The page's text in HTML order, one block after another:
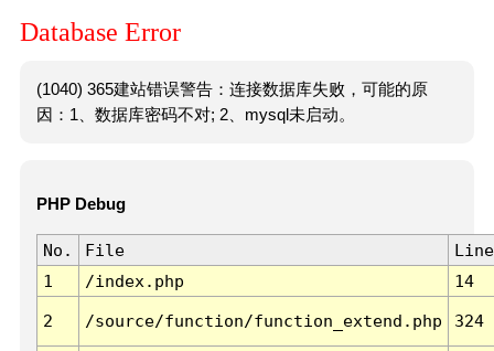
Database Error
(1040) 365建站错误警告：连接数据库失败，可能的原
因：1、数据库密码不对; 2、mysql未启动。
PHP Debug
No. File
Line
1
/index.php 14
2 /source/function/function_extend.php 324